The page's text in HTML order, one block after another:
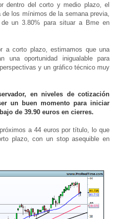
dentro del corto y medio plazo, el
los mínimos de la semana previa,
un 3.80% para situar a Bme en
corto plazo, estimamos que una
una oportunidad inigualable para
y un gráfico técnico muy
en niveles de cotización
un buen momento para iniciar
de 39.90 euros en cierres.
a 44 euros por título, lo que
plazo, con un stop asequible en